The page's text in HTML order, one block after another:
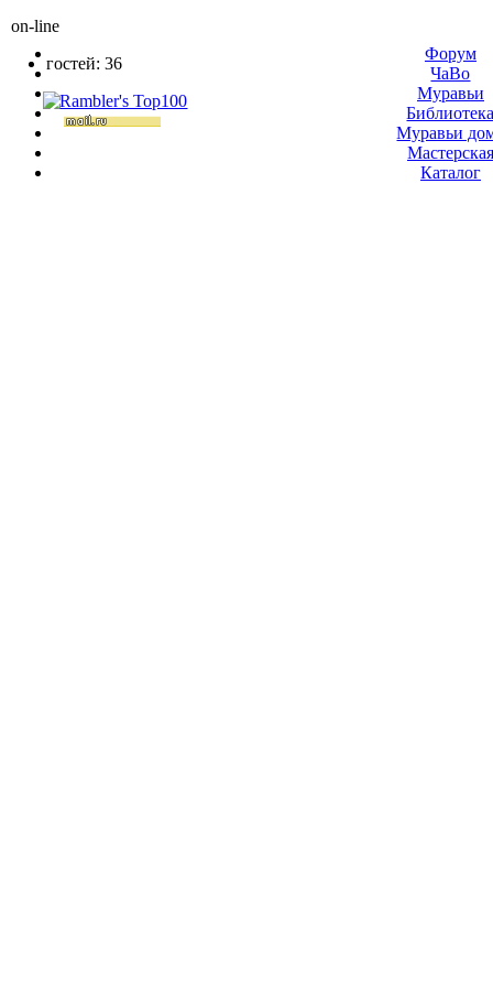
on-line
гостей: 36
Форум
ЧаВо
Муравьи
Муравьи
Мастерская
Каталог